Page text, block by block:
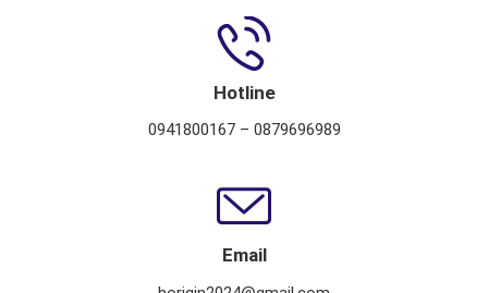
Hotline
0941800167 – 0879696989
Email